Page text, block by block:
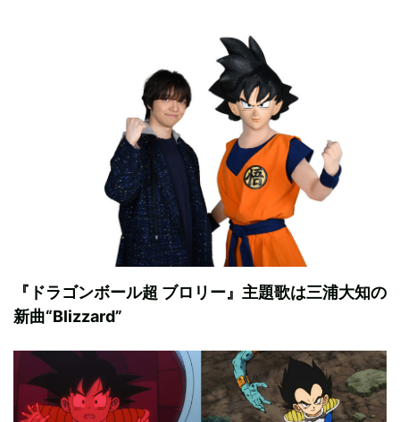
『ドラゴンボール超 ブロリー』主題歌は三浦大知の
新曲“Blizzard”